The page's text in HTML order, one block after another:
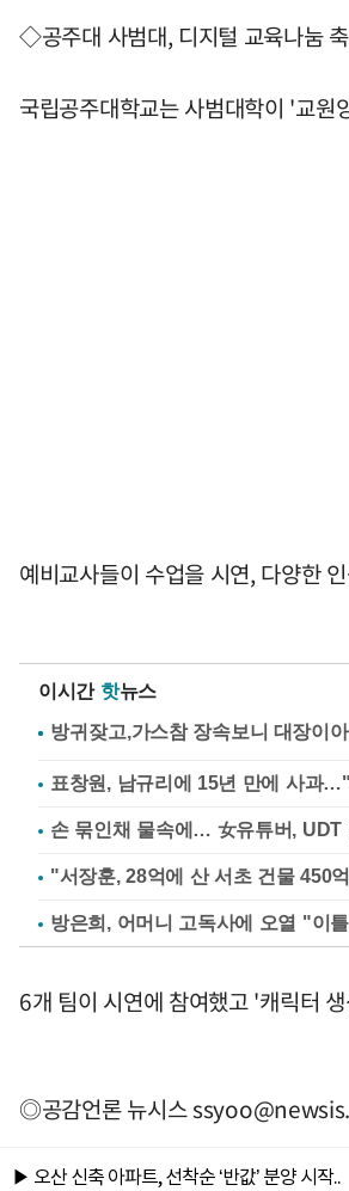
◇공주대 사범대, 디지털 교육나눔
국립공주대학교는 사범대학이 '교
예비교사들이 수업을 시연, 다양한
이시간 핫뉴스
표창원, 남규리에 15년 만에 사과
손 묶인채 물속에… 女유튜버, UDT
"서장훈, 28억에 산 서초 건물 450
방은희, 어머니 고독사에 오열 "이
6개 팀이 시연에 참여했고 '캐릭터
◎공감언론 뉴시스